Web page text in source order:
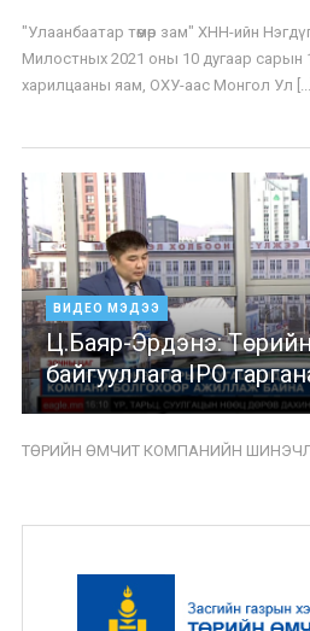
"Улаанбаатар төмөр зам" ХНН-ийн
Милостных 2021 оны 10 дугаар сарын
харилцааны яам, ОХУ-аас Монгол Ул
ВИДЕО МЭДЭЭ
Ц.Баяр-Эрдэнэ:
байгууллага IPO
ТӨРИЙН ӨМЧИТ КОМПАНИЙН